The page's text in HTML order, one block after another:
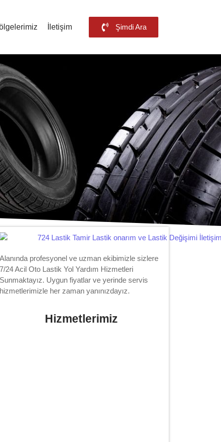
İletişim Şimdi Ara
Alanında profesyonel ve uzman ekibimizle sizlere
7/24 Acil Oto Lastik Yol Yardım Hizmetleri
Sunmaktayız. Uygun fiyatlar ve yerinde servis
hizmetlerimizle her zaman yanınızdayız.
Hizmetlerimiz